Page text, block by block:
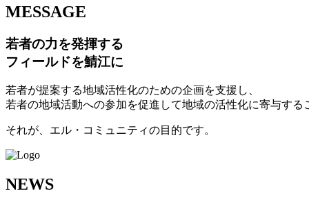
MESSAGE
若者の力を発揮する
フィールドを鯖江に
若者が提案する地域活性化のための企画を支援し、
若者の地域活動への参加を促進して地域の活性化に寄与する
それが、エル・コミュニティの目的です。
NEWS